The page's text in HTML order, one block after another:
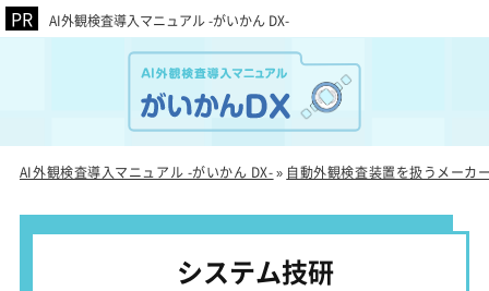
AI外観検査導入マニュアル -がいかん DX-
AI外観検査導入マニュアル -がいかん DX-» 自動外観検査装置を扱うメーカ
システム技研